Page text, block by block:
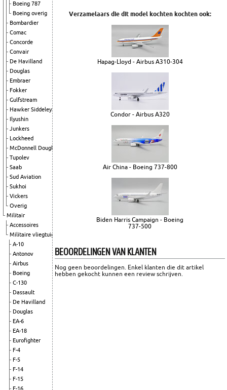
Boeing 787
Boeing overig
Bombardier
Comac
Concorde
Convair
De Havilland
Douglas
Embraer
Fokker
Gulfstream
Hawker Siddeley
Ilyushin
Junkers
Lockheed
McDonnell Douglas
Tupolev
Saab
Sud Aviation
Sukhoi
Vickers
Overig
Militair
Accessoires
Militaire vliegtuigen
A-10
Antonov
Airbus
Boeing
C-130
Dassault
De Havilland
Douglas
EA-6
EA-18
Eurofighter
F-4
F-5
F-14
F-15
F-16
Verzamelaars die dit model kochten kochten ook:
Hapag-Lloyd - Airbus A310-304
Condor - Airbus A320
Air China - Boeing 737-800
Biden Harris Campaign - Boeing
737-500
BEOORDELINGEN VAN KLANTEN
Nog geen beoordelingen. Enkel klanten die dit artikel
hebben gekocht kunnen een review schrijven.